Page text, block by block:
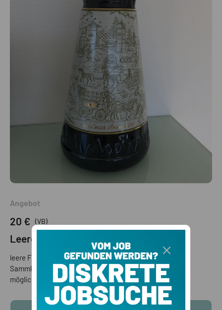
Angebot
20 € (VB)
Leere Forst Flasche 2016
leere Forst Flasche 2 Liter, Weihnachtsedition 2016; für
Sammler, evtl Mitnahme bis Brixen, Girlan oder Welsberg
möglich